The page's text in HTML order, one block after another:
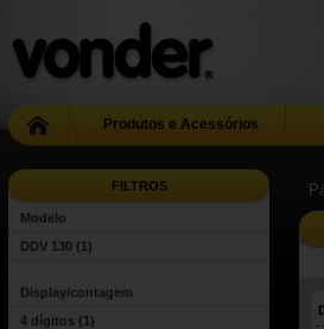
Produtos e Acessórios
FILTROS
Modelo
DDV 130 (1)
Display/contagem
4 dígitos (1)